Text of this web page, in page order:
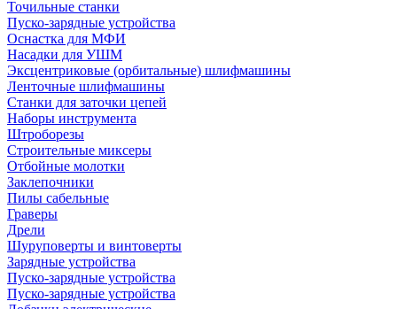
Точильные станки
Пуско-зарядные устройства
Оснастка для МФИ
Насадки для УШМ
Эксцентриковые (орбитальные) шлифмашины
Ленточные шлифмашины
Станки для заточки цепей
Наборы инструмента
Штроборезы
Строительные миксеры
Отбойные молотки
Заклепочники
Пилы сабельные
Граверы
Дрели
Шуруповерты и винтоверты
Зарядные устройства
Пуско-зарядные устройства
Пуско-зарядные устройства